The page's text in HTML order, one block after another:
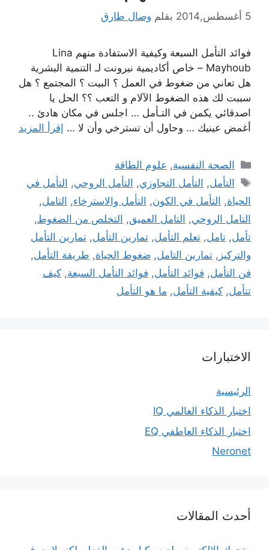
5 أغسطس,2014 بقلم وصال طارق
فوائد التأمل السبعة وكيفية الاستفادة منهم Lina
Mayhoub – خاص أكاديمية نيرونت لـ التنمية البشرية
هل تعاني من ضغوط في العمل ؟ البيت ؟ المجتمع ؟ هل
سببت لك هذه الضغوط الآلام و التعب ؟؟ الحل يا
اصدقائي يكمن في التـأمل … اجلس في مكان هادئ ..
أغمض عينيك … وحاول أن تسترخي وأن لا … إقرأ المزيد
التصنيفات
الصحة النفسية, علوم الطاقة
الوسوم
التأمل, التأمل التجاوزي, التأمل الروحي, التأمل في
الحياة, التأمل في الكون, التأمل والاسترخاء, التامل,
التامل الروحي, التامل العميق, التخلص من الضغوط,
تأمل, تامل, تعلم التأمل, تمارين التأمل, تمارين التأمل
والتركيز , تمارين التامل, ضغوط الحياة, طريقة التأمل,
فن التأمل, فوائد التأمل, فوائد التأمل السبعة, كيف
تتأمل, كيفية التأمل, ما هو التأمل
الاختبارات
الرئيسية
اختبار الذكاء العالمي IQ
اختبار الذكاء العاطفي EQ
Neronet
أحدث المقالات